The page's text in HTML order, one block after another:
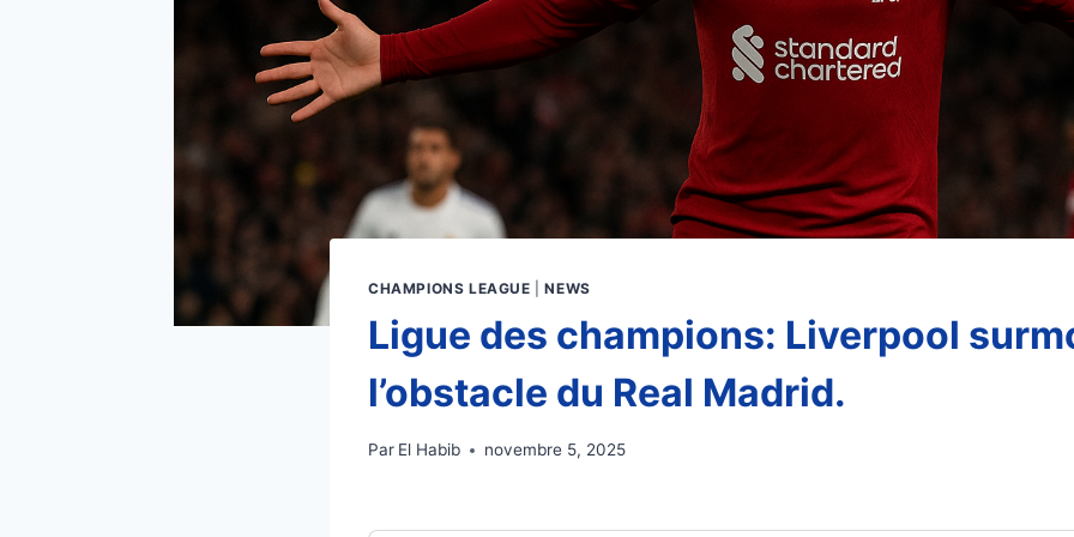
CHAMPIONS LEAGUE |NEWS
Ligue des champions: Liverpool
l’obstacle du Real Madrid.
Par El Habib novembre 5, 2025